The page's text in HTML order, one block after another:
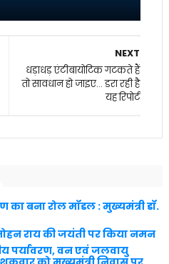
NEXT
धड़ाधड़ एंटीबायोटिक गटकते हैं
तो सावधान हो जाइए... डरा रही है
यह रिपोर्ट
का बना रोल मॉडल : मुख्यमंत्री डॉ.
राय की जयंती पर किया नमन
पर्यावरण, वन एवं जलवायु